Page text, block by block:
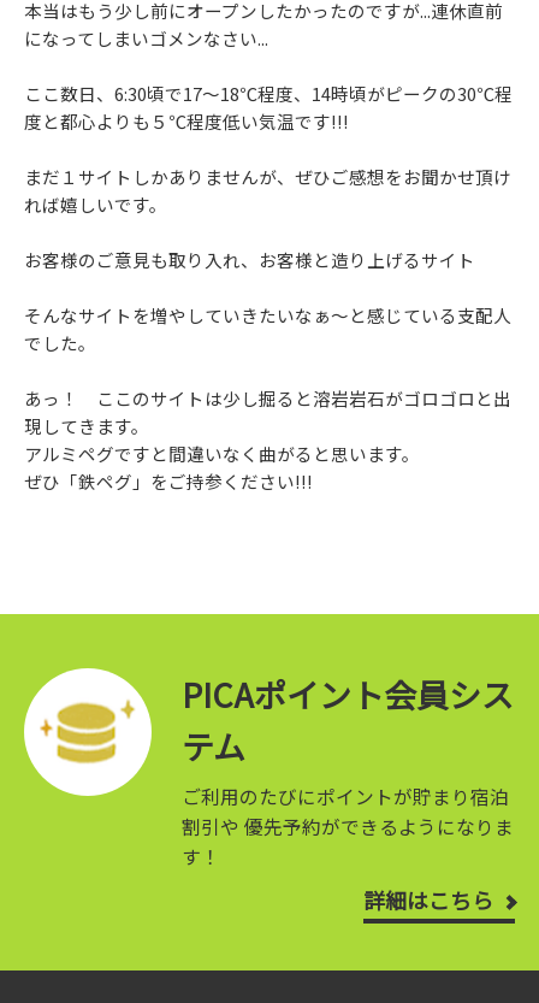
本当はもう少し前にオープンしたかったのですが...連休直前
になってしまいゴメンなさい...
ここ数日、6:30頃で17～18℃程度、14時頃がピークの30℃程
度と都心よりも５℃程度低い気温です!!!
まだ１サイトしかありませんが、ぜひご感想をお聞かせ頂け
れば嬉しいです。
お客様のご意見も取り入れ、お客様と造り上げるサイト
そんなサイトを増やしていきたいなぁ～と感じている支配人
でした。
あっ！ ここのサイトは少し掘ると溶岩岩石がゴロゴロと出
現してきます。
アルミペグですと間違いなく曲がると思います。
ぜひ「鉄ペグ」をご持参ください!!!
PICAポイント会員シス
テム
ご利用のたびにポイントが貯まり宿泊
割引や 優先予約ができるようになりま
す！
詳細はこちら